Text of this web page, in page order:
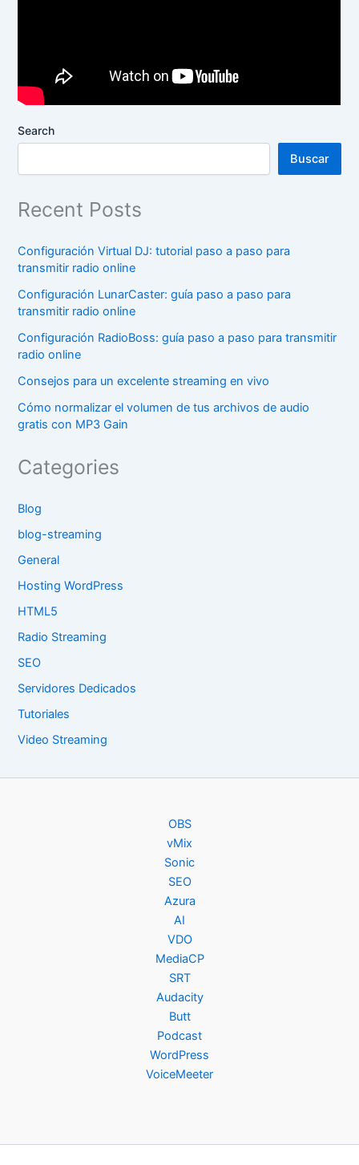
Search
Buscar
Recent Posts
Configuración Virtual DJ: tutorial paso a paso para
transmitir radio online
Configuración LunarCaster: guía paso a paso para
transmitir radio online
Configuración RadioBoss: guía paso a paso para transmitir
radio online
Consejos para un excelente streaming en vivo
Cómo normalizar el volumen de tus archivos de audio
gratis con MP3 Gain
Categories
Blog
blog-streaming
General
Hosting WordPress
HTML5
Radio Streaming
SEO
Servidores Dedicados
Tutoriales
Video Streaming
OBS
vMix
Sonic
SEO
Azura
AI
VDO
MediaCP
SRT
Audacity
Butt
Podcast
WordPress
VoiceMeeter